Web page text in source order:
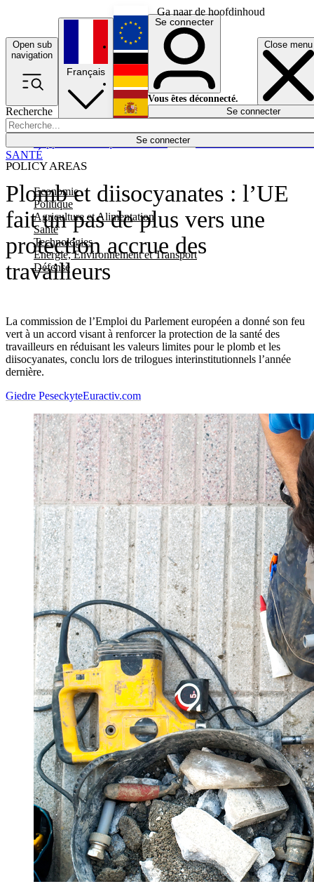
Ga naar de hoofdinhoud
Open sub
navigation
Close menu
Recherche
Se connecter
POLICY AREAS
Economie
Politique
Agriculture et Alimentation
Santé
Technologies
Energie, Environnement et Transport
Défense
Économie
Français
English
Deutsch
Español
Se connecter
Vous êtes déconnecté.
Se connecter
Plomb et diisocyanates : l’UE
fait un pas de plus vers une
protection accrue des
travailleurs
La commission de l’Emploi du Parlement européen a donné son feu
vert à un accord visant à renforcer la protection de la santé des
travailleurs en réduisant les valeurs limites pour le plomb et les
diisocyanates, conclu lors de trilogues interinstitutionnels l’année
dernière.
SANTÉ
Giedre PeseckyteEuractiv.com